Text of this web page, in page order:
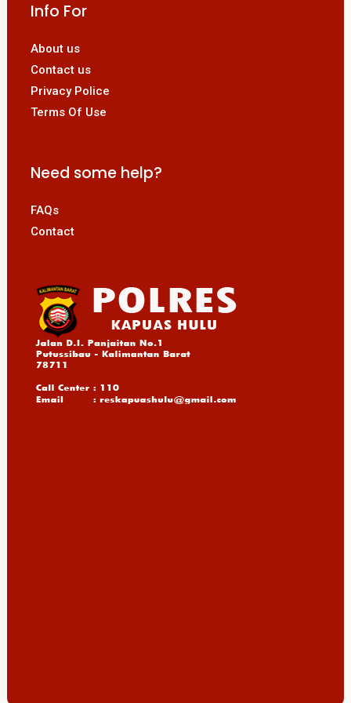
Info For
About us
Contact us
Privacy Police
Terms Of Use
Need some help?
FAQs
Contact